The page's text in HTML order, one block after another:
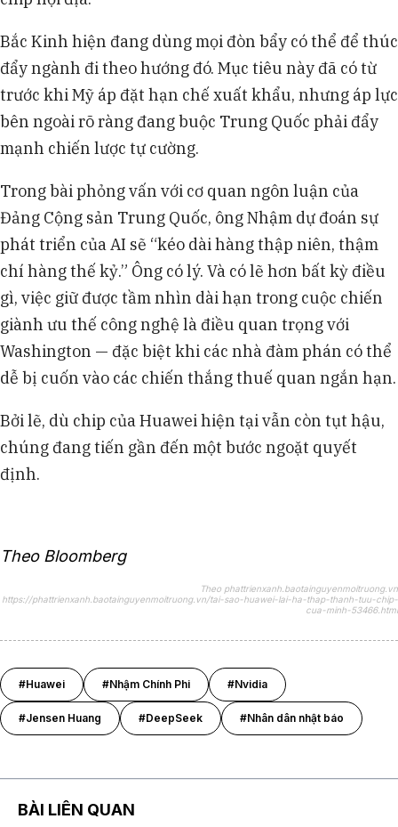
Bắc Kinh hiện đang dùng mọi đòn bẩy có thể để thúc
đẩy ngành đi theo hướng đó. Mục tiêu này đã có từ
trước khi Mỹ áp đặt hạn chế xuất khẩu, nhưng áp lực
bên ngoài rõ ràng đang buộc Trung Quốc phải đẩy
mạnh chiến lược tự cường.
Trong bài phỏng vấn với cơ quan ngôn luận của
Đảng Cộng sản Trung Quốc, ông Nhậm dự đoán sự
phát triển của AI sẽ “kéo dài hàng thập niên, thậm
chí hàng thế kỷ.” Ông có lý. Và có lẽ hơn bất kỳ điều
gì, việc giữ được tầm nhìn dài hạn trong cuộc chiến
giành ưu thế công nghệ là điều quan trọng với
Washington — đặc biệt khi các nhà đàm phán có thể
dễ bị cuốn vào các chiến thắng thuế quan ngắn hạn.
Bởi lẽ, dù chip của Huawei hiện tại vẫn còn tụt hậu,
chúng đang tiến gần đến một bước ngoặt quyết
định.
Theo Bloomberg
Theo phattrienxanh.baotainguyenmoitruong.vn
https://phattrienxanh.baotainguyenmoitruong.vn/tai-sao-huawei-lai-ha-thap-thanh-tuu-chip-
cua-minh-53466.html
#Huawei #Nhậm Chính Phi #Nvidia
#Jensen Huang #DeepSeek #Nhân dân nhật báo
BÀI LIÊN QUAN